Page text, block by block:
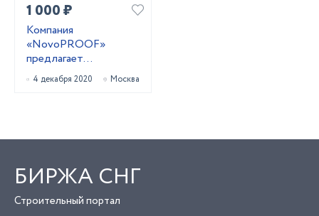
1 000 ₽
Компания
«NovoPROOF»
предлагает
неповторимый набор
строительных
4 декабря 2020 Москва
БИРЖА СНГ
Строительный портал